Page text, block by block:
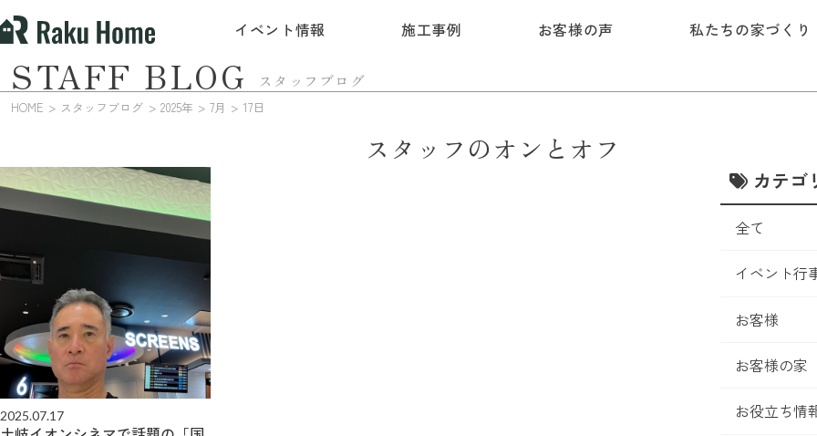
イベント情報 施工事例 お客様の声 私たちの家づくり
スタッフブログ
STAFF BLOG
HOME スタッフブログ 2025年 7月 17日
スタッフのオンとオフ
2025.07.17
カテゴ
全て
イベント行
お客様
お客様の家
お役立ち情